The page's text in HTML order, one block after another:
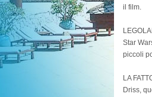
il film.
Star
piccoli
LA
Driss,